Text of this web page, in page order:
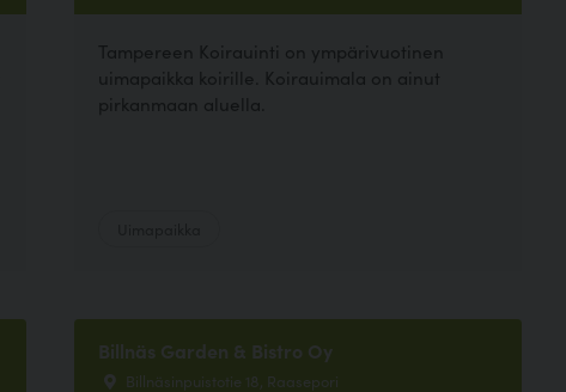
Tampereen Koirauinti on ympärivuotinen
uimapaikka koirille. Koirauimala on ainut
pirkanmaan aluella.
Billnäs Garden & Bistro Oy
Billnäsinpuistotie 18, Raasepori